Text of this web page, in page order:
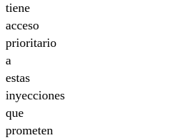
tiene
acceso
prioritario
a
estas
inyecciones
que
prometen